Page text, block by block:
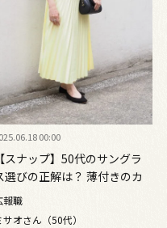
00:00
【スナップ】50代のサングラ
選びの正解は？ 薄付きのカ
ーレンズで鮮度を上げて
報職
サオさん（50代）